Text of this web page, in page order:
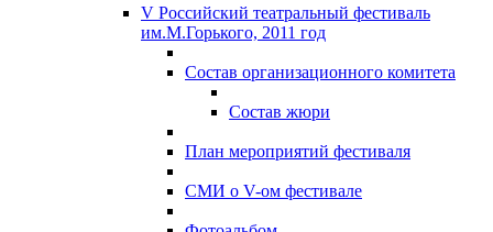
V Российский театральный фестиваль
им.М.Горького, 2011 год
Состав организационного комитета
Состав жюри
План мероприятий фестиваля
СМИ о V-ом фестивале